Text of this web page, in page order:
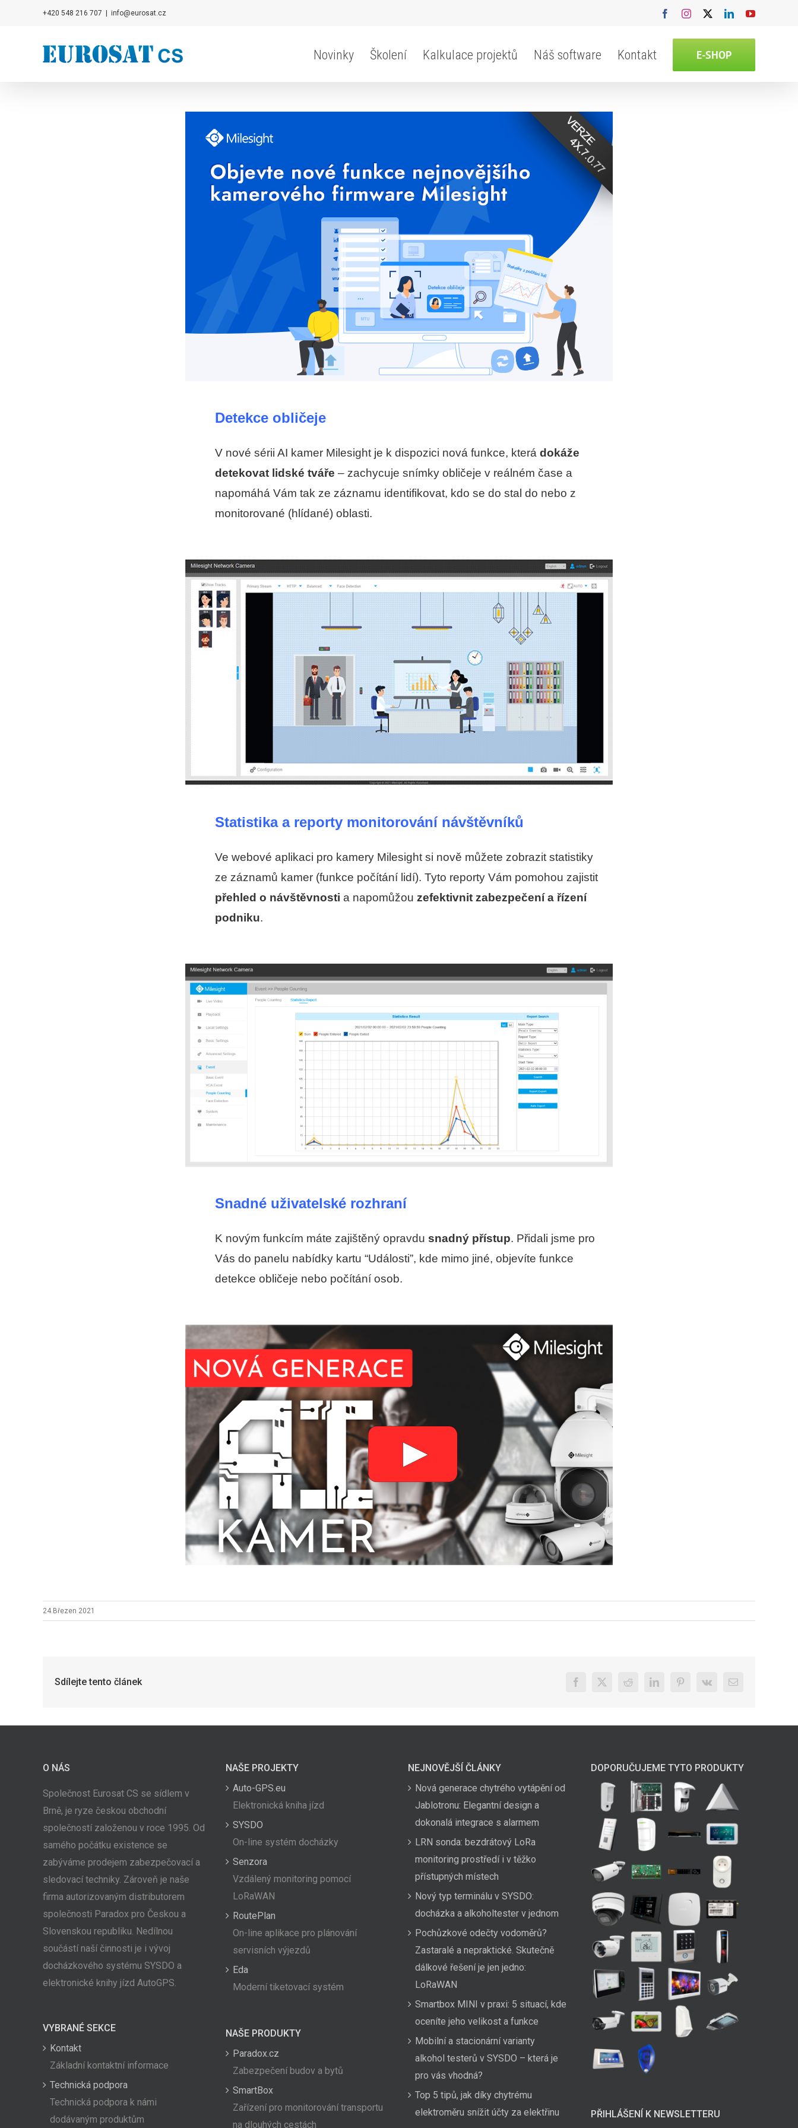
+420 548 216 707 info@eurosat.cz FacebookInstagram LinkedInYouTube
Novinky Školení Kalkulace projektů Náš software Kontakt E-SHOP
Detekce obličeje
V nové sérii AI kamer Milesight je k dispozici nová funkce, která dokáže
detekovat lidské tváře – zachycuje snímky obličeje v reálném čase a
napomáhá Vám tak ze záznamu identifikovat, kdo se do stal do nebo z
monitorované (hlídané) oblasti.
Statistika a reporty monitorování návštěvníků
Ve webové aplikaci pro kamery Milesight si nově můžete zobrazit statistiky
ze záznamů kamer (funkce počítání lidí). Tyto reporty Vám pomohou zajistit
přehled o návštěvnosti a napomůžou zefektivnit zabezpečení a řízení
podniku.
Snadné uživatelské rozhraní
K novým funkcím máte zajištěný opravdu snadný přístup. Přidali jsme pro
Vás do panelu nabídky kartu “Události”, kde mimo jiné, objevíte funkce
detekce obličeje nebo počítání osob.
24.Březen 2021
Sdílejte tento článek Facebook
X Reddit LinkedInPinterest
Vk
E-
O NÁS
Společnost Eurosat CS se sídlem v
Brně, je ryze českou obchodní
společností založenou v roce 1995. Od
samého počátku existence se
zabýváme prodejem zabezpečovací a
sledovací techniky. Zároveň je naše
firma autorizovaným distributorem
společnosti Paradox pro Českou a
Slovenskou republiku. Nedílnou
součástí naší činnosti je i vývoj
docházkového systému SYSDO a
elektronické knihy jízd AutoGPS.
VYBRANÉ SEKCE
Kontakt
Základní kontaktní informace
Technická podpora
Technická podpora k námi
dodávaným produktům
NAŠE PROJEKTY
Auto-GPS.eu
Elektronická kniha jízd
SYSDO
On-line systém docházky
Senzora
Vzdálený monitoring pomocí
LoRaWAN
RoutePlan
On-line aplikace pro plánování
servisních výjezdů
Eda
Moderní tiketovací systém
NAŠE PRODUKTY
Paradox.cz
Zabezpečení budov a bytů
SmartBox
Zařízení pro monitorování transportu
na dlouhých cestách
NEJNOVĚJŠÍ ČLÁNKY
Nová generace chytrého vytápění od
Jablotronu: Elegantní design a
dokonalá integrace s alarmem
LRN sonda: bezdrátový LoRa
monitoring prostředí i v těžko
přístupných místech
Nový typ terminálu v SYSDO:
docházka a alkoholtester v jednom
Pochůzkové odečty vodoměrů?
Zastaralé a nepraktické. Skutečně
dálkové řešení je jen jedno:
LoRaWAN
Smartbox MINI v praxi: 5 situací, kde
oceníte jeho velikost a funkce
Mobilní a stacionární varianty
alkohol testerů v SYSDO – která je
pro vás vhodná?
Top 5 tipů, jak díky chytrému
elektroměru snížit účty za elektřinu
DOPORUČUJEME TYTO PRODUKTY
PŘIHLÁŠENÍ K NEWSLETTERU